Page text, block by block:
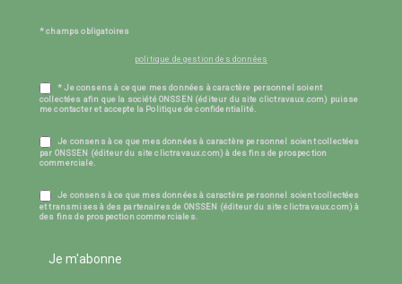
* champs obligatoires
politique de gestion des données
* Je consens à ce que mes données à caractère personnel soient
collectées afin que la société ONSSEN (éditeur du site clictravaux.com) puisse
me contacter et accepte la Politique de confidentialité.
Je consens à ce que mes données à caractère personnel soient collectées
par ONSSEN (éditeur du site clictravaux.com) à des fins de prospection
commerciale.
Je consens à ce que mes données à caractère personnel soient collectées
et transmises à des partenaires de ONSSEN (éditeur du site clictravaux.com) à
des fins de prospection commerciales.
Je m'abonne